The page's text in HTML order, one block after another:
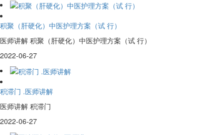
积聚（肝硬化）中医护理方案（试 行）
医师讲解 积聚（肝硬化）中医护理方案（试 行）
2022-06-27
积滞门 .医师讲解
医师讲解 积滞门
2022-06-27